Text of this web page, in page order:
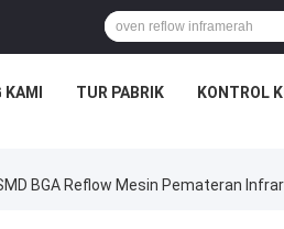
TUR PABRIK KONTROL
BGA Reflow Mesin Pemateran